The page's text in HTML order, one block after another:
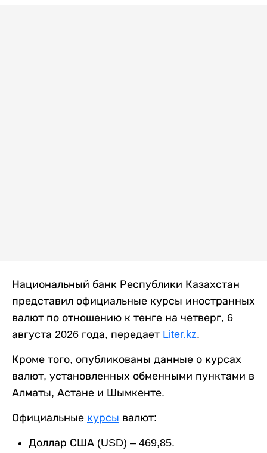
Национальный банк Республики Казахстан
представил официальные курсы иностранных
валют по отношению к тенге на четверг, 6
августа 2026 года, передает Liter.kz.
Кроме того, опубликованы данные о курсах
валют, установленных обменными пунктами в
Алматы, Астане и Шымкенте.
Официальные курсы валют:
Доллар США (USD) – 469,85.